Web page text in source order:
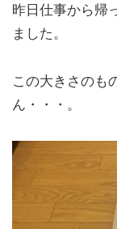
昨日仕事から帰
ました。
この大きさのも
ん・・・。